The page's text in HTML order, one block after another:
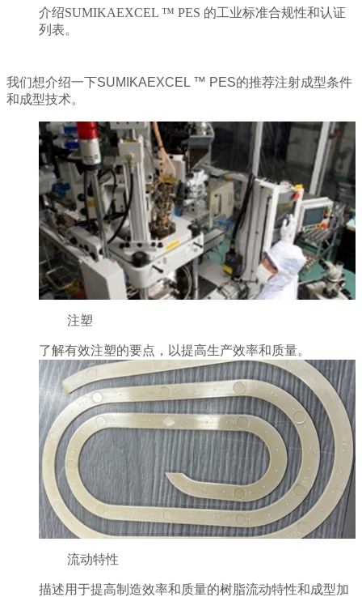
介绍SUMIKAEXCEL ™ PES 的工业标准合规性和认证
列表。
我们想介绍一下SUMIKAEXCEL ™ PES的推荐注射成型条件
和成型技术。
注塑
了解有效注塑的要点，以提高生产效率和质量。
流动特性
描述用于提高制造效率和质量的树脂流动特性和成型加